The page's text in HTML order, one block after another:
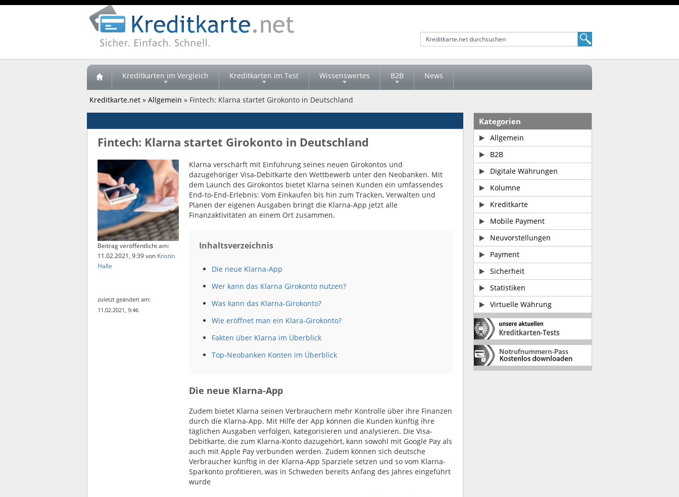
Kreditkarten im Vergleich Kreditkarten im Test Wissenswertes B2B News
Kreditkarte.net » Allgemein » Fintech: Klarna startet Girokonto in Deutschland
Fintech: Klarna startet Girokonto in Deutschland
Beitrag veröffentlicht am:
11.02.2021, 9:39von Kristin
Halle
zuletzt geändert am:
11.02.2021, 9:46
Klarna verschärft mit Einführung seines neuen Girokontos und
dazugehöriger Visa-Debitkarte den Wettbewerb unter den Neobanken. Mit
dem Launch des Girokontos bietet Klarna seinen Kunden ein umfassendes
End-to-End-Erlebnis: Vom Einkaufen bis hin zum Tracken, Verwalten und
Planen der eigenen Ausgaben bringt die Klarna-App jetzt alle
Finanzaktivitäten an einem Ort zusammen.
Inhaltsverzeichnis
Die neue Klarna-App
Wer kann das Klarna Girokonto nutzen?
Was kann das Klarna-Girokonto?
Wie eröffnet man ein Klara-Girokonto?
Fakten über Klarna im Überblick
Top-Neobanken Konten im Überblick
Die neue Klarna-App
Zudem bietet Klarna seinen Verbrauchern mehr Kontrolle über ihre Finanzen
durch die Klarna-App. Mit Hilfe der App können die Kunden künftig ihre
täglichen Ausgaben verfolgen, kategorisieren und analysieren. Die Visa-
Debitkarte, die zum Klarna-Konto dazugehört, kann sowohl mit Google Pay als
auch mit Apple Pay verbunden werden. Zudem können sich deutsche
Verbraucher künftig in der Klarna-App Sparziele setzen und so vom Klarna-
Sparkonto profitieren, was in Schweden bereits Anfang des Jahres eingeführt
wurde
Kategorien
Allgemein
B2B
Digitale Währungen
Kolumne
Kreditkarte
Mobile Payment
Neuvorstellungen
Payment
Sicherheit
Statistiken
Virtuelle Währung